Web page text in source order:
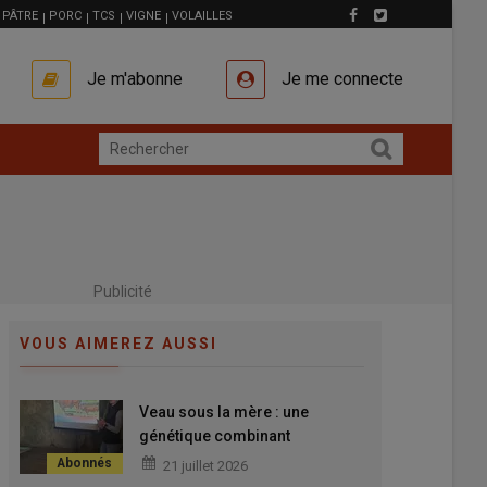
PÂTRE PORC TCS VIGNE VOLAILLES
Je m'abonne Je me connecte
Publicité
VOUS AIMEREZ AUSSI
Veau sous la mère : une
génétique combinant
conformation bouchère
21 juillet 2026